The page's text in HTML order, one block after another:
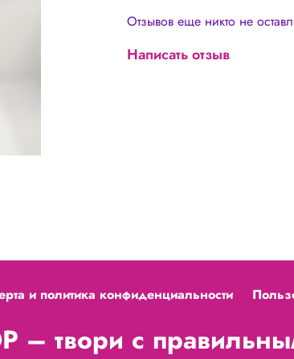
распечатки, размеры;
Отзывов еще никто не
Написать отзыв
и политика конфиденциальности
твори с